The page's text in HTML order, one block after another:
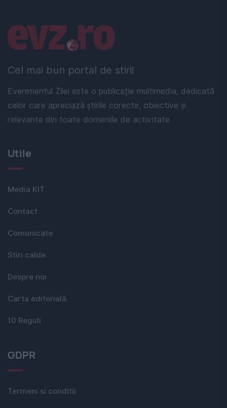
Cel mai bun portal de stiri!
Evenimentul Zilei este o publicație multimedia, dedicată
celor care apreciază știrile corecte, obiective și
relevante din toate domeniile de activitate
Linkuri utile
Utile
Media KIT
Contact
Comunicate
Stiri calde
Despre noi
Carta editorială
10 Reguli
GDPR
Termeni si conditii